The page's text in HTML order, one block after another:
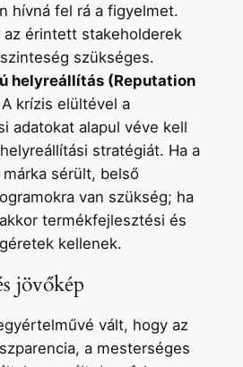
hívná fel rá a figyelmet.
az érintett stakeholderek
szükséges.
helyreállítás (Reputation
A krízis elültével a
adatokat alapul véve kell
stratégiát. Ha a
sérült, belső
van szükség; ha
termékfejlesztési és
kellenek.
jövőkép
vált, hogy az
a mesterséges